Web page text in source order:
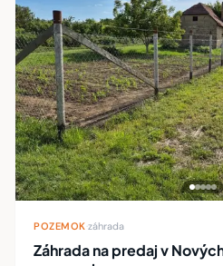
POZEMOK záhrada
Záhrada na predaj v